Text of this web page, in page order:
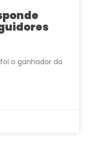
o ganhador da